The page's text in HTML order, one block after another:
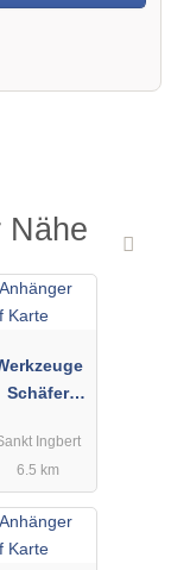
Nähe
Schäfer
e. K.
Ingbert
6.5 km